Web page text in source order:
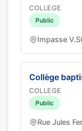
COLLEGE
Public
Impasse
Collège
COLLEGE
Public
Rue Jules